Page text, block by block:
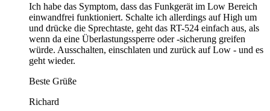
Ich habe das Symptom, dass das Funkgerät im Low Bereich
einwandfrei funktioniert. Schalte ich allerdings auf High um
und drücke die Sprechtaste, geht das RT-524 einfach aus, als
wenn da eine Überlastungssperre oder -sicherung greifen
würde. Ausschalten, einschlaten und zurück auf Low - und es
geht wieder.
Beste Grüße
Richard